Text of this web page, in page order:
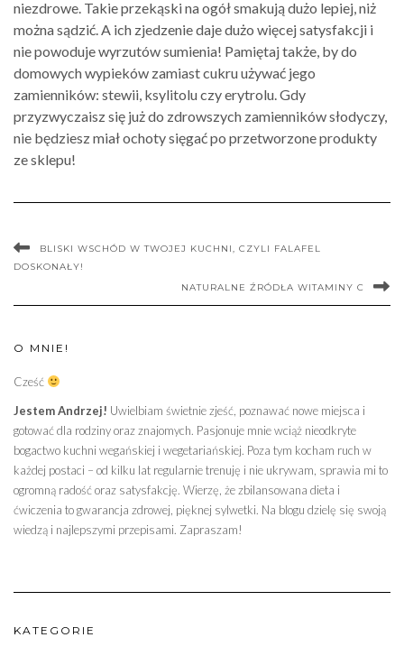
niezdrowe. Takie przekąski na ogół smakują dużo lepiej, niż
można sądzić. A ich zjedzenie daje dużo więcej satysfakcji i
nie powoduje wyrzutów sumienia! Pamiętaj także, by do
domowych wypieków zamiast cukru używać jego
zamienników: stewii, ksylitolu czy erytrolu. Gdy
przyzwyczaisz się już do zdrowszych zamienników słodyczy,
nie będziesz miał ochoty sięgać po przetworzone produkty
ze sklepu!
BLISKI WSCHÓD W TWOJEJ KUCHNI, CZYLI FALAFEL
DOSKONAŁY!
NATURALNE ŹRÓDŁA WITAMINY C
O MNIE!
Cześć
Jestem Andrzej! Uwielbiam świetnie zjeść, poznawać nowe miejsca i
gotować dla rodziny oraz znajomych. Pasjonuje mnie wciąż nieodkryte
bogactwo kuchni wegańskiej i wegetariańskiej. Poza tym kocham ruch w
każdej postaci – od kilku lat regularnie trenuję i nie ukrywam, sprawia mi to
ogromną radość oraz satysfakcję. Wierzę, że zbilansowana dieta i
ćwiczenia to gwarancja zdrowej, pięknej sylwetki. Na blogu dzielę się swoją
wiedzą i najlepszymi przepisami. Zapraszam!
KATEGORIE